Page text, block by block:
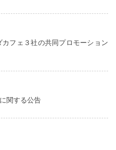
フェ３社の共同プロモーション
関する公告